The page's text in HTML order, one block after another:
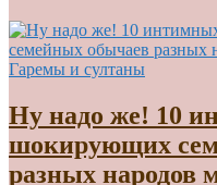
Гаремы и султаны
Ну надо же! 10
шокирующих
разных народов